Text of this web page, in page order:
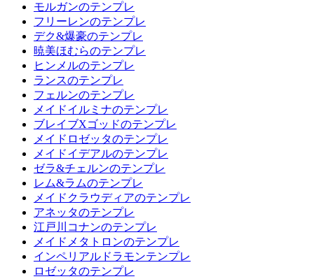
モルガンのテンプレ
フリーレンのテンプレ
デク&爆豪のテンプレ
暁美ほむらのテンプレ
ヒンメルのテンプレ
ランスのテンプレ
フェルンのテンプレ
メイドイルミナのテンプレ
ブレイブXゴッドのテンプレ
メイドロゼッタのテンプレ
メイドイデアルのテンプレ
ゼラ&チェルンのテンプレ
レム&ラムのテンプレ
メイドクラウディアのテンプレ
アネッタのテンプレ
江戸川コナンのテンプレ
メイドメタトロンのテンプレ
インペリアルドラモンテンプレ
ロゼッタのテンプレ